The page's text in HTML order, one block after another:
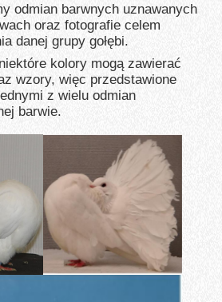
odmian barwnych uznawanych
oraz fotografie celem
danej grupy gołębi.
kolory mogą zawierać
wzory, więc przedstawione
z wielu odmian
barwie.